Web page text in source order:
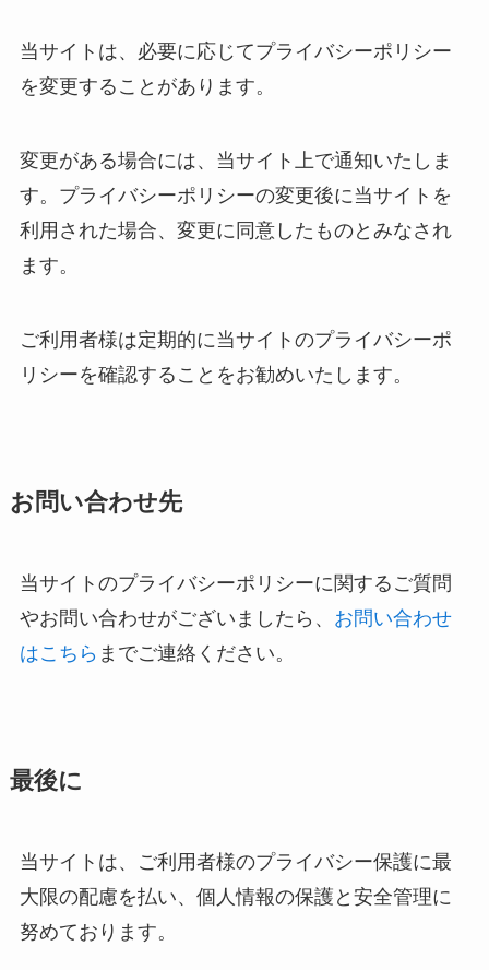
当サイトは、必要に応じてプライバシーポリシー
を変更することがあります。
変更がある場合には、当サイト上で通知いたしま
す。プライバシーポリシーの変更後に当サイトを
利用された場合、変更に同意したものとみなされ
ます。
ご利用者様は定期的に当サイトのプライバシーポ
リシーを確認することをお勧めいたします。
お問い合わせ先
当サイトのプライバシーポリシーに関するご質問
やお問い合わせがございましたら、 お問い合わせ
はこちら までご連絡ください。
最後に
当サイトは、ご利用者様のプライバシー保護に最
大限の配慮を払い、個人情報の保護と安全管理に
努めております。